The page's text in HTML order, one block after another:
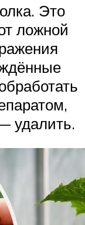
Это
ложной
удалить.